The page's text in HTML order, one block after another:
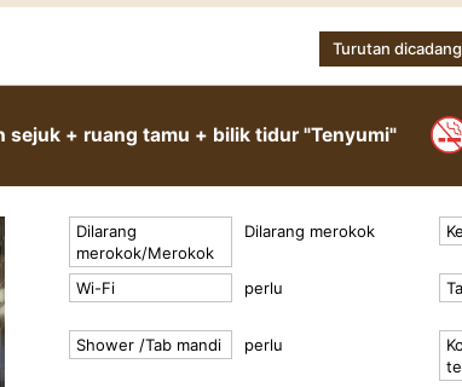
Turutan dicadang
sejuk + ruang tamu + bilik tidur "Tenyumi"
Dilarang
merokok/Merokok
Dilarang merokok
Wi-Fi perlu
Shower /Tab mandi perlu